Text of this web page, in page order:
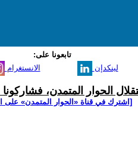
تابعونا على:
الانستغرام لينكدإن
الحوار المتمدن،
[اشترك في قناة ‫«الحوار المتمدن» على